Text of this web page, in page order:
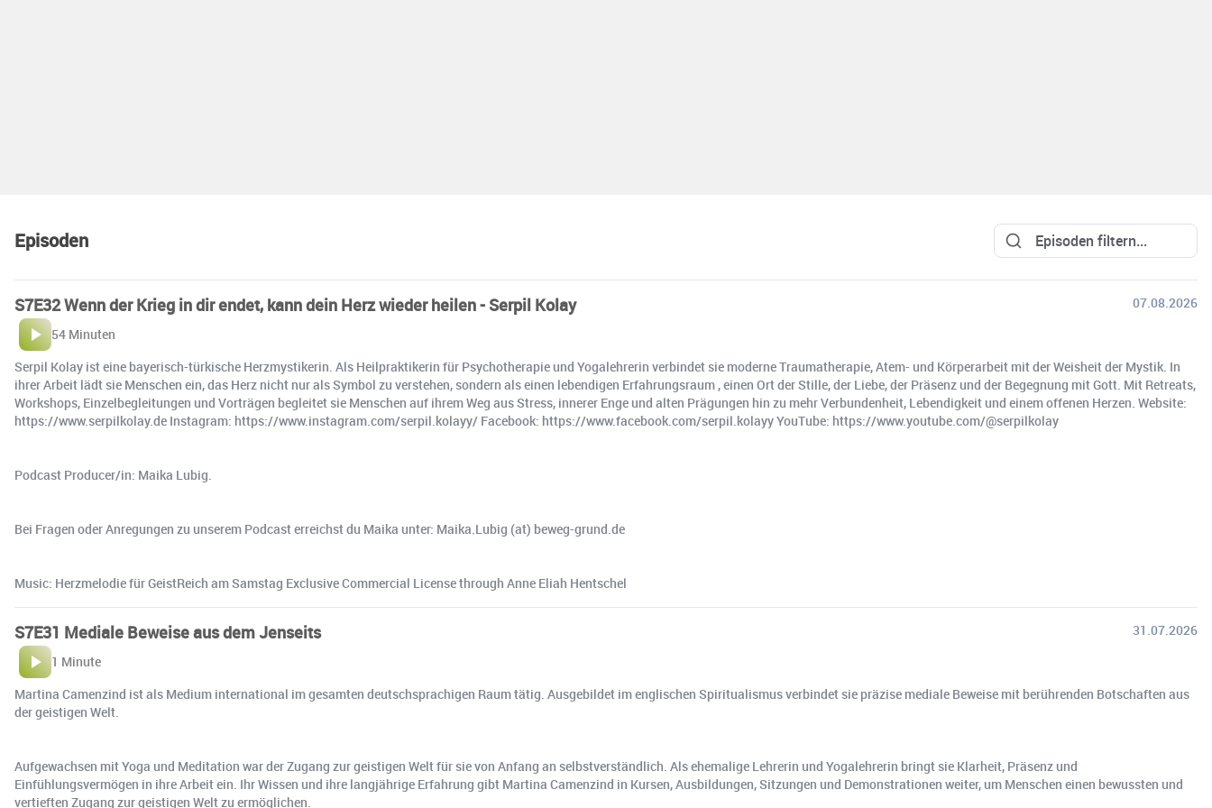
Episoden
S7E32 Wenn der Krieg in dir endet, kann dein Herz wieder heilen - Serpil Kolay
07.08.2026
54 Minuten
Serpil Kolay ist eine bayerisch-türkische Herzmystikerin. Als Heilpraktikerin für Psychotherapie und Yogalehrerin verbindet sie moderne Traumatherapie, Atem- und Körperarbeit mit der Weisheit der Mystik. In
ihrer Arbeit lädt sie Menschen ein, das Herz nicht nur als Symbol zu verstehen, sondern als einen lebendigen Erfahrungsraum , einen Ort der Stille, der Liebe, der Präsenz und der Begegnung mit Gott. Mit Retreats,
Workshops, Einzelbegleitungen und Vorträgen begleitet sie Menschen auf ihrem Weg aus Stress, innerer Enge und alten Prägungen hin zu mehr Verbundenheit, Lebendigkeit und einem offenen Herzen. Website:
https://www.serpilkolay.de Instagram: https://www.instagram.com/serpil.kolayy/ Facebook: https://www.facebook.com/serpil.kolayy YouTube: https://www.youtube.com/@serpilkolay
Podcast Producer/in: Maika Lubig.
Bei Fragen oder Anregungen zu unserem Podcast erreichst du Maika unter: Maika.Lubig (at) beweg-grund.de
Music: Herzmelodie für GeistReich am Samstag Exclusive Commercial License through Anne Eliah Hentschel
S7E31 Mediale Beweise aus dem Jenseits
31.07.2026
1 Minute
Martina Camenzind ist als Medium international im gesamten deutschsprachigen Raum tätig. Ausgebildet im englischen Spiritualismus verbindet sie präzise mediale Beweise mit berührenden Botschaften aus
der geistigen Welt.
Aufgewachsen mit Yoga und Meditation war der Zugang zur geistigen Welt für sie von Anfang an selbstverständlich. Als ehemalige Lehrerin und Yogalehrerin bringt sie Klarheit, Präsenz und
Einfühlungsvermögen in ihre Arbeit ein. Ihr Wissen und ihre langjährige Erfahrung gibt Martina Camenzind in Kursen, Ausbildungen, Sitzungen und Demonstrationen weiter, um Menschen einen bewussten und
vertieften Zugang zur geistigen Welt zu ermöglichen.